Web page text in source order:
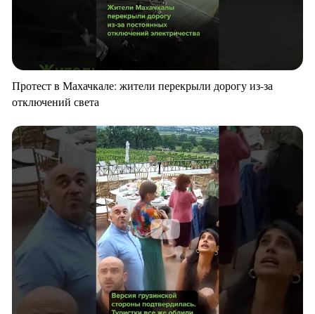
Протест в Махачкале: жители перекрыли дорогу из-за
отключений света